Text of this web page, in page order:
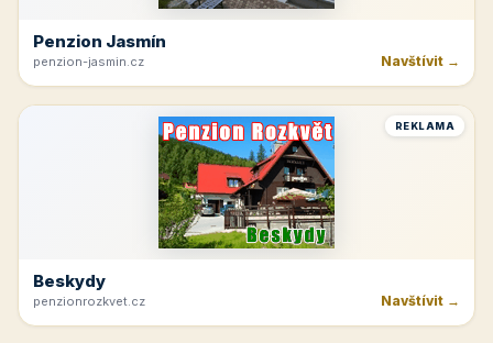
Penzion Jasmín
penzion-jasmin.cz Navštívit →
REKLAMA
Beskydy
penzionrozkvet.cz Navštívit →